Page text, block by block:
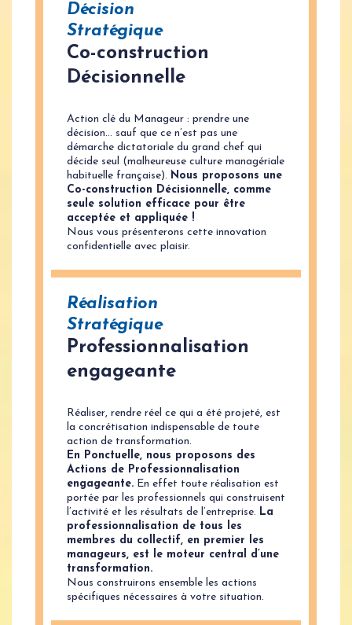
Décision
Stratégique
Co-construction
Décisionnelle
Action clé du Manageur : prendre une
décision… sauf que ce n’est pas une
démarche dictatoriale du grand chef qui
décide seul (malheureuse culture managériale
habituelle française). Nous proposons une
Co-construction Décisionnelle, comme
seule solution efficace pour être
acceptée et appliquée !
Nous vous présenterons cette innovation
confidentielle avec plaisir.
Réalisation
Stratégique
Professionnalisation
engageante
Réaliser, rendre réel ce qui a été projeté, est
la concrétisation indispensable de toute
action de transformation.
En Ponctuelle, nous proposons des
Actions de Professionnalisation
engageante. En effet toute réalisation est
portée par les professionnels qui construisent
l’activité et les résultats de l’entreprise. La
professionnalisation de tous les
membres du collectif, en premier les
manageurs, est le moteur central d’une
transformation.
Nous construirons ensemble les actions
spécifiques nécessaires à votre situation.